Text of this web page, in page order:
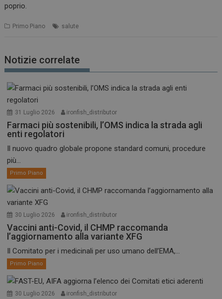
poprio.
Primo Piano salute
Notizie correlate
31 Luglio 2026 ironfish_distributor
Farmaci più sostenibili, l’OMS indica la strada agli
enti regolatori
Il nuovo quadro globale propone standard comuni, procedure
più...
Primo Piano
30 Luglio 2026 ironfish_distributor
Vaccini anti-Covid, il CHMP raccomanda
l’aggiornamento alla variante XFG
Il Comitato per i medicinali per uso umano dell’EMA,...
Primo Piano
30 Luglio 2026 ironfish_distributor